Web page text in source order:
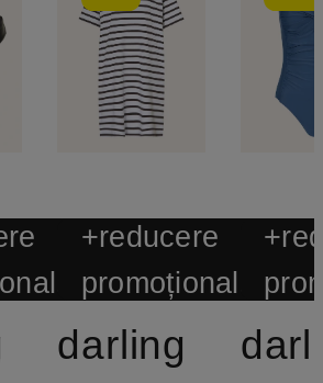
+reducere
promoțională
darling